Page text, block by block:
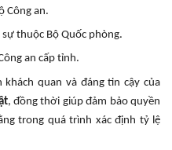
Công an.
thuộc Bộ Quốc phòng.
an cấp tỉnh.
quan và đáng tin cậy của
, đồng thời giúp đảm bảo quyền
trong quá trình xác định tỷ lệ